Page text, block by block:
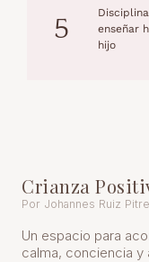
5
enseñar
hijo
Crianza
Por Johannes Ruiz Pitre
Un espacio para
calma, conciencia y